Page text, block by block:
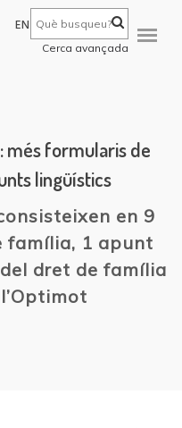
EN
Cerca avançada
més formularis de
lingüístics
en 9
família, 1 apunt
dret de família